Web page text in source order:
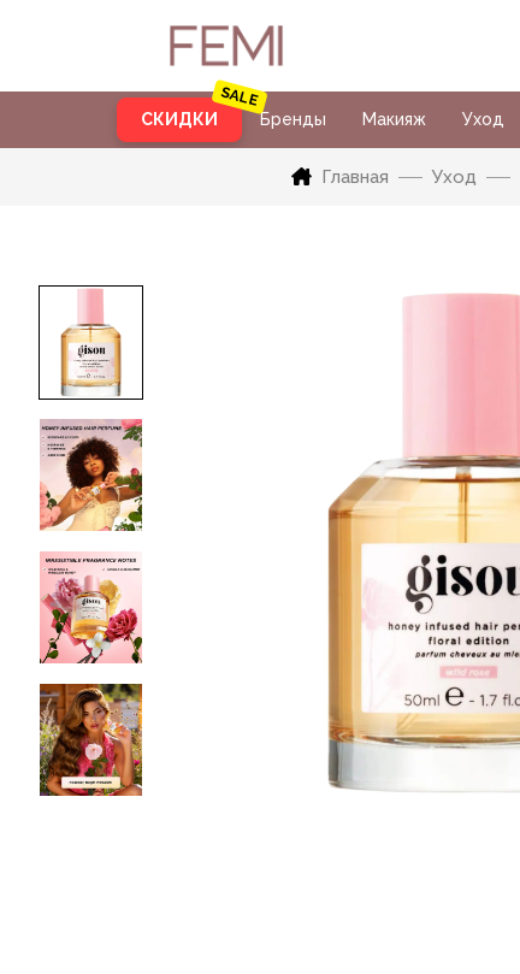
СКИДКИ Бренды Макияж Уход
Главная Уход